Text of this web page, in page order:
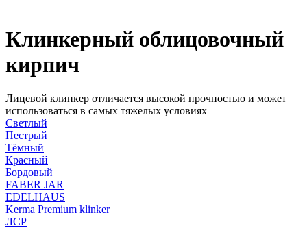
Клинкерный облицовочный
кирпич
Лицевой клинкер отличается высокой прочностью и может
использоваться в самых тяжелых условиях
Светлый
Пестрый
Тёмный
Красный
Бордовый
FABER JAR
EDELHAUS
Kerma Premium klinker
ЛСР